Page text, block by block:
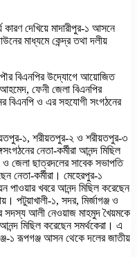
দেখিয়ে মাদারীপুর-১ আসনে
মাধ্যমে কেন্দ্র তথা দলীয়
পৌর বিএনপির উদ্যোগে আয়োজিত
ফেনী জেলা বিএনপির
বিএনপি ও এর সহযোগী সংগঠনের
১, শরীয়তপুর-২ ও শরীয়তপুর-৩
নেতা-কর্মীরা আনন্দ মিছিল
ও জেলা ছাত্রদলের সাবেক সভাপতি
নেতা-কর্মীরা। মেহেরপুর-১
খবরে আনন্দ মিছিল করেছেন
পটুয়াখালী-১, সদর, মির্জাগঞ্জ ও
সদস্য আলী নেওয়াজ মাহমুদ খৈয়মকে
মিছিল করেছেন সমর্থকেরা। এ
১ রূপগঞ্জ আসন থেকে দলের জাতীয়